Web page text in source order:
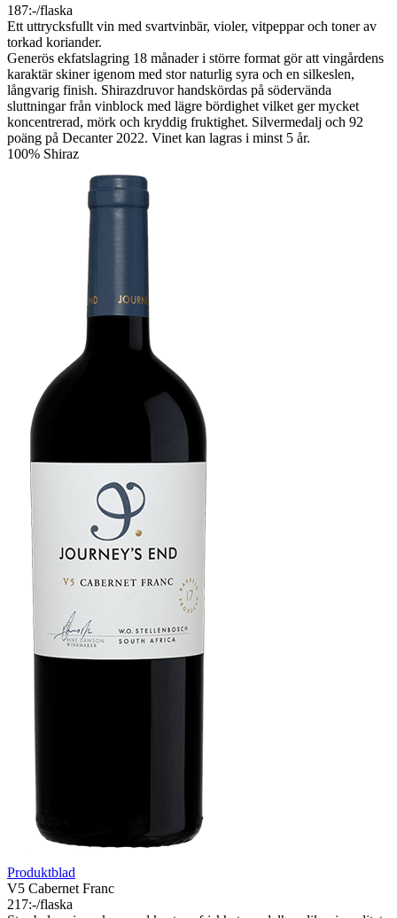
V5 Cabernet Franc
Stor balans i smaken med kustens friskhet, medelhavslik mineralitet
och mjuka tanniner.
Vinet uppvisar intensiva mogna körsbär, smakrika oliver och vilda
fynboskaraktärer, avrundat med en söt kanelkrydda från en generös
ekfatsmognad. Cabernet Franc-druvorna handplockas från ett enskilt
block som ligger högt över havet på jordar med hög andel nedbruten
granit. Vinet genomgår malolaktisk jäsning och 14 månaders
fatmognad på franska ekfat. Bästa att dricka nu och fram till 2031.
100% Cabernet Franc